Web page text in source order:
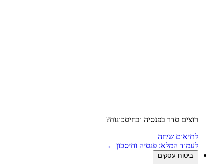
רוצים סדר בפנסיה ובחיסכונות?
לתיאום שיחה
לעמוד המלא: פנסיה וחיסכון ←
ביטוח עסקים